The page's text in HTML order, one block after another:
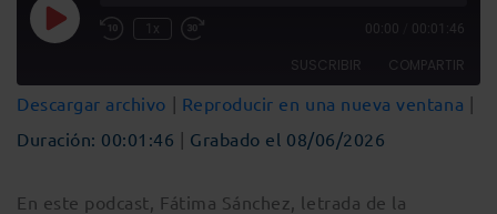
Reproducir
episodioRebobinar
1x
Fast
seconds
00:00 00:01:46
SUSCRIBIR COMPARTIR
FEED RSS
COMPARTIR
Descargar archivo | Reproducir en una nueva ventana |
Duración: 00:01:46 | Grabado el 08/06/2026
En este podcast, Fátima Sánchez, letrada de la